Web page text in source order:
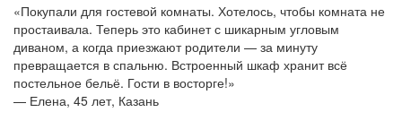
«Покупали для гостевой комнаты. Хотелось, чтобы комната не
простаивала. Теперь это кабинет с шикарным угловым
диваном, а когда приезжают родители — за минуту
превращается в спальню. Встроенный шкаф хранит всё
постельное бельё. Гости в восторге!»
— Елена, 45 лет, Казань